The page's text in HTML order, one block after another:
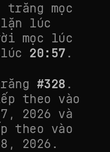
trăng mọc
lúc
mọc lúc
20:57.
#328 .
theo vào
2026 và
theo vào
2026 .